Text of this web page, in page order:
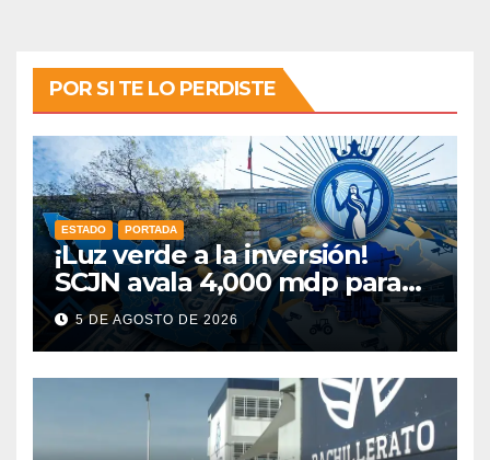
POR SI TE LO PERDISTE
ESTADO PORTADA
¡Luz verde a la inversión!
SCJN avala 4,000 mdp para
Guanajuato: ¿en qué se usará
este dinero?
5 DE AGOSTO DE 2026